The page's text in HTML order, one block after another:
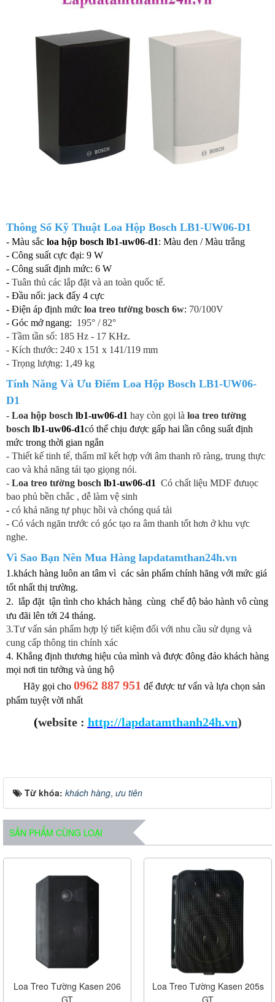
Thông Số Kỹ Thuật Loa Hộp Bosch LB1-UW06-D1
- Màu sắc loa hộp bosch lb1-uw06-d1: Màu đen / Màu trắng
- Công suất cực đại: 9 W
- Công suất định mức: 6 W
- Tuân thủ các lắp đặt và an toàn quốc tế.
- Đầu nối: jack đẩy 4 cực
- Điện áp định mức loa treo tường bosch 6w: 70/100V
- Góc mở ngang: 195° / 82°
- Tầm tần số: 185 Hz - 17 KHz.
- Kích thước: 240 x 151 x 141/119 mm
- Trọng lượng: 1,49 kg
Tính Năng Và Ưu Điểm Loa Hộp Bosch LB1-UW06-
D1
- Loa hộp bosch lb1-uw06-d1 hay còn gọi là loa treo tường
bosch lb1-uw06-d1có thể chịu được gấp hai lần công suất định
mức trong thời gian ngắn
- Thiết kế tinh tế, thẩm mĩ kết hợp với âm thanh rõ ràng, trung thực
cao và khả năng tái tạo giọng nói.
- Loa treo tường bosch lb1-uw06-d1 Có chất liệu MDF đưuọc
bao phủ bền chắc , dễ làm vệ sinh
- có khả năng tự phục hồi và chóng quá tải
- Có vách ngăn trước có góc tạo ra âm thanh tốt hơn ở khu vực
nghe.
Vì Sao Bạn Nên Mua Hàng lapdatamthan24h.vn
1.khách hàng luôn an tâm vì các sản phẩm chính hãng với mức giá
tốt nhất thị trường.
2. lắp đặt tận tình cho khách hàng cùng chế độ bảo hành vô cùng
ưu đãi lên tới 24 tháng.
3.Tư vấn sản phẩm hợp lý tiết kiệm đối với nhu cầu sử dụng và
cung cấp thông tin chính xác
4. Khẳng định thương hiệu của mình và được đông đảo khách hàng
mọi nơi tin tưởng và ủng hộ
Hãy gọi cho 0962 887 951 để được tư vấn và lựa chọn sản
phẩm tuyệt vời nhất
(website : http://lapdatamthanh24h.vn)
Từ khóa: khách hàng, ưu tiên
SẢN PHẨM CÙNG LOẠI
Loa Treo Tường Kasen 206
GT
Loa Treo Tường Kasen 205s
GT